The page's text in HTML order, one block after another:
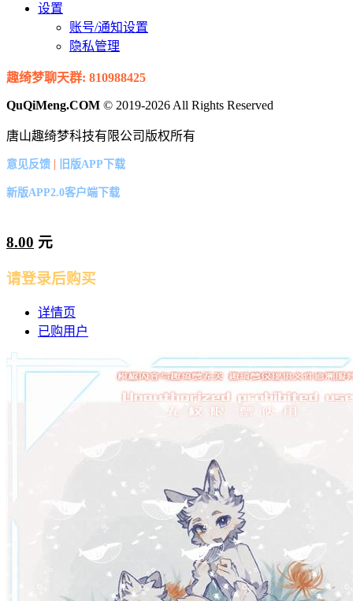
设置
账号/通知设置
隐私管理
趣绮梦聊天群: 810988425
QuQiMeng.COM © 2019-2026 All Rights Reserved
唐山趣绮梦科技有限公司版权所有
意见反馈 | 旧版APP下载
新版APP2.0客户端下载
8.00 元
请登录后购买
详情页
已购用户